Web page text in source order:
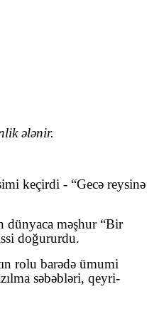
ələnir.
keçirdi - “Gecə reysinə
dünyaca məşhur “Bir
doğururdu.
rolu barədə ümumi
səbəbləri, qeyri-